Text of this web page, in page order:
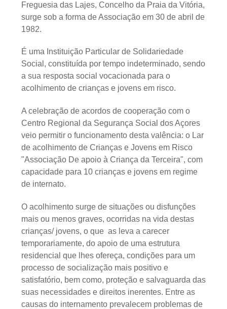
Freguesia das Lajes, Concelho da Praia da Vitória,
surge sob a forma de Associação em 30 de abril de
1982.
É uma Instituição Particular de Solidariedade
Social, constituída por tempo indeterminado, sendo
a sua resposta social vocacionada para o
acolhimento de crianças e jovens em risco.
A celebração de acordos de cooperação com o
Centro Regional da Segurança Social dos Açores
veio permitir o funcionamento desta valência: o Lar
de acolhimento de Crianças e Jovens em Risco
"Associação De apoio à Criança da Terceira", com
capacidade para 10 crianças e jovens em regime
de internato.
O acolhimento surge de situações ou disfunções
mais ou menos graves, ocorridas na vida destas
crianças/ jovens, o que as leva a carecer
temporariamente, do apoio de uma estrutura
residencial que lhes ofereça, condições para um
processo de socialização mais positivo e
satisfatório, bem como, proteção e salvaguarda das
suas necessidades e direitos inerentes. Entre as
causas do internamento prevalecem problemas de